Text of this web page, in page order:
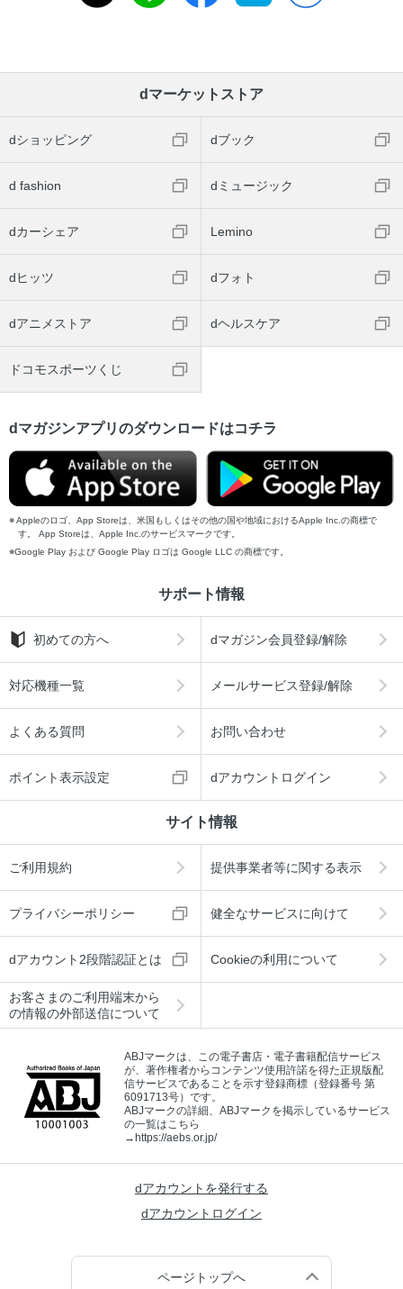
dマーケットストア
dショッピング dブック
d fashion dミュージック
dカーシェア Lemino
dヒッツ dフォト
dアニメストア dヘルスケア
ドコモスポーツくじ
dマガジンアプリのダウンロードはコチラ
Appleのロゴ、App Storeは、米国もしくはその他の国や地域におけるApple Inc.の商標で
す。 App Storeは、Apple Inc.のサービスマークです。
Google Play および Google Play ロゴは Google LLC の商標です。
サポート情報
初めての方へ dマガジン会員登録/解除
対応機種一覧 メールサービス登録/解除
よくある質問 お問い合わせ
ポイント表示設定 dアカウントログイン
サイト情報
ご利用規約 提供事業者等に関する表示
プライバシーポリシー 健全なサービスに向けて
dアカウント2段階認証とは Cookieの利用について
お客さまのご利用端末から
の情報の外部送信について
ABJマークは、この電子書店・電子書籍配信サービス
が、著作権者からコンテンツ使用許諾を得た正規版配
信サービスであることを示す登録商標（登録番号 第
6091713号）です。
ABJマークの詳細、ABJマークを掲示しているサービス
の一覧はこちら
→https://aebs.or.jp/
dアカウントを発行する
dアカウントログイン
ページトップへ